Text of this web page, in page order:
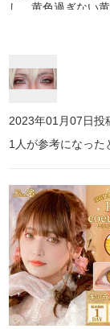
し、黄色過ぎない
お気を付けて！ 間
2023年01月07日投
1 人が参考になった